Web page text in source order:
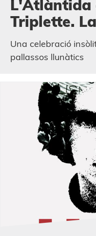
L'Atlàntida
Triplette.
Una celebració
pallassos llunàtics